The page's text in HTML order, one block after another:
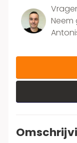
Neem